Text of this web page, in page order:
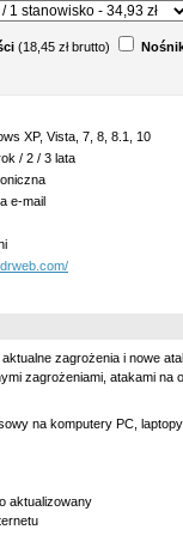
(18,45 zł brutto)
XP, Vista, 7, 8, 8.1, 10
/ 2 / 3 lata
e-mail
zagrożenia i nowe
zagrożeniami, atakami
na komputery PC,
aktualizowany